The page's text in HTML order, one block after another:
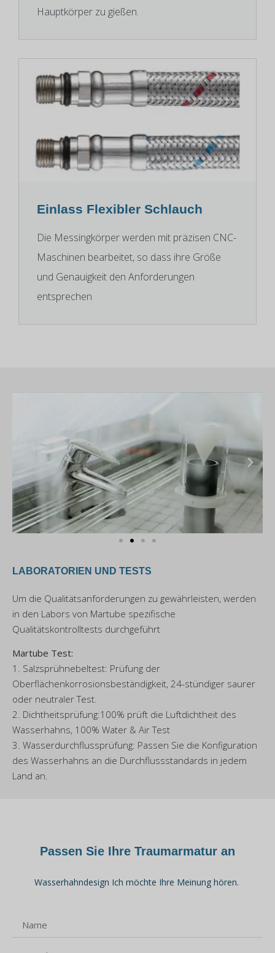
Hauptkörper zu gießen.
Einlass Flexibler Schlauch
Die Messingkörper werden mit präzisen CNC-
Maschinen bearbeitet, so dass ihre Größe
und Genauigkeit den Anforderungen
entsprechen
LABORATORIEN UND TESTS
Um die Qualitätsanforderungen zu gewährleisten, werden
in den Labors von Martube spezifische
Qualitätskontrolltests durchgeführt
Martube Test:
1. Salzsprühnebeltest: Prüfung der
Oberflächenkorrosionsbeständigkeit, 24-stündiger saurer
oder neutraler Test.
2. Dichtheitsprüfung:100% prüft die Luftdichtheit des
Wasserhahns, 100% Water & Air Test
3. Wasserdurchflussprüfung: Passen Sie die Konfiguration
des Wasserhahns an die Durchflussstandards in jedem
Land an.
Passen Sie Ihre Traumarmatur an
Wasserhahndesign Ich möchte Ihre Meinung hören.